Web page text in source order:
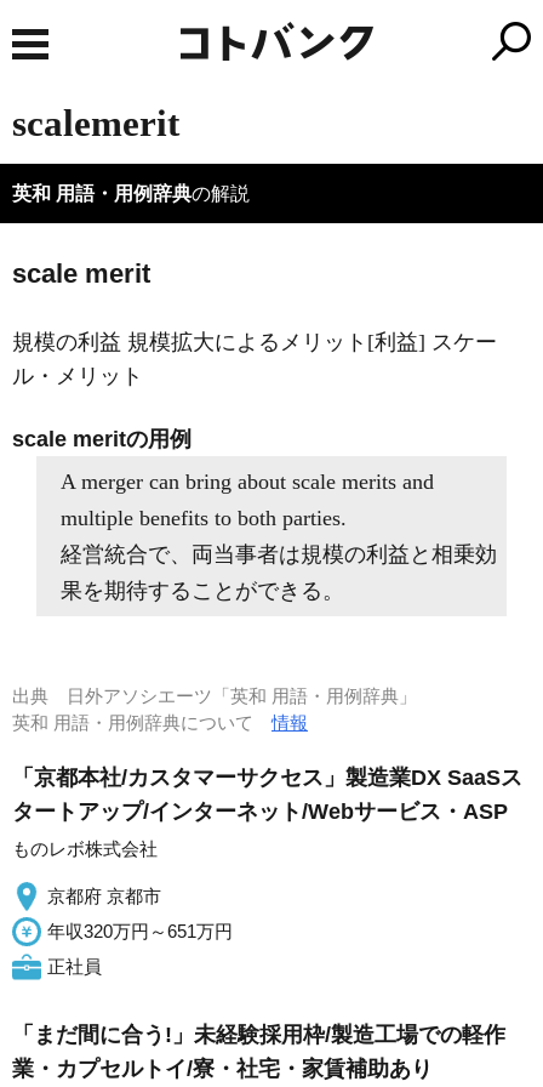
scalemerit
英和 用語・用例辞典の解説
scale merit
規模の利益 規模拡大によるメリット[利益] スケー
ル・メリット
scale meritの用例
A merger can bring about scale merits and
multiple benefits to both parties.
経営統合で、両当事者は規模の利益と相乗効
果を期待することができる。
出典
日外アソシエーツ「英和 用語・用例辞典」
英和 用語・用例辞典について情報
「京都本社/カスタマーサクセス」製造業DX SaaSス
タートアップ/インターネット/Webサービス・ASP
ものレボ株式会社
京都府 京都市
年収320万円～651万円
正社員
「まだ間に合う!」未経験採用枠/製造工場での軽作
業・カプセルトイ/寮・社宅・家賃補助あり